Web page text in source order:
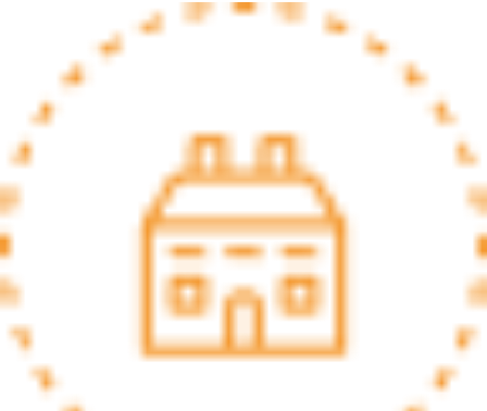
a
n
a
e
m
e
r